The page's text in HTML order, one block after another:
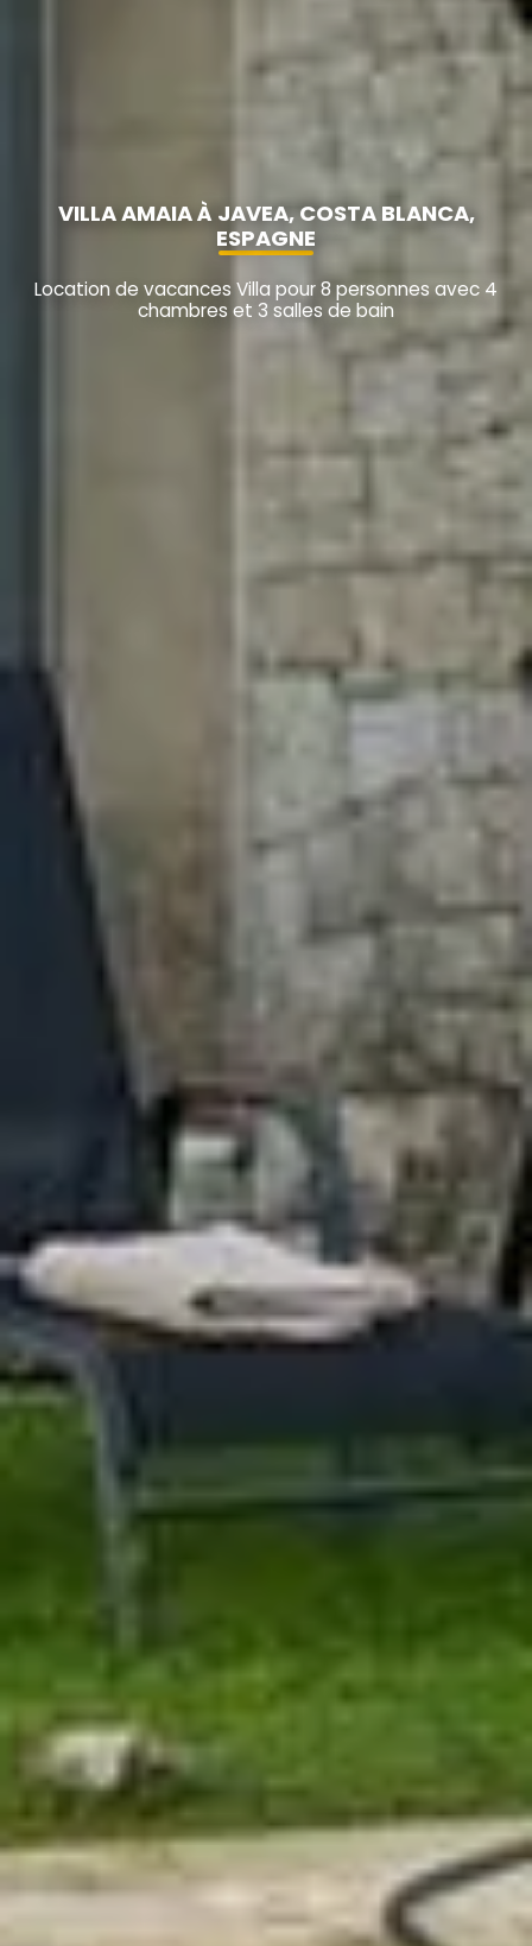
VILLA AMAIA À JAVEA, COSTA BLANCA,
ESPAGNE
Location de vacances Villa pour 8 personnes avec 4
chambres et 3 salles de bain